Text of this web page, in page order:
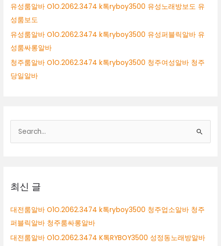
유성룸알바 O1O.2062.3474 k톡ryboy3500 유성노래방보도 유
성룸보도
유성룸알바 O1O.2062.3474 k톡ryboy3500 유성퍼블릭알바 유
성룸싸롱알바
청주룸알바 O1O.2062.3474 k톡ryboy3500 청주여성알바 청주
당일알바
색
최신 글
대전룸알바 O1O.2062.3474 k톡ryboy3500 청주업소알바 청주
퍼블릭알바 청주룸싸롱알바
대전룸알바 O1O.2062.3474 K톡RYBOY3500 성정동노래방알바